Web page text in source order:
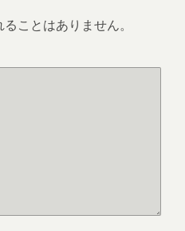
ことはありません。